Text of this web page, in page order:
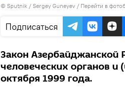
© Sputnik / Sergey Guneyev / Перейти в
Подписаться
Закон Азербайджанской
человеческих органов
октября 1999 года.